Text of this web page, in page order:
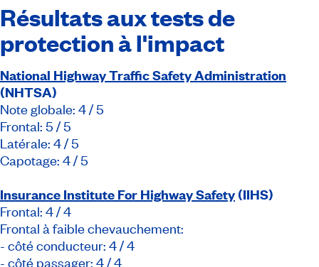
Résultats aux tests de
protection à l'impact
National Highway Traffic Safety Administration
(NHTSA)
Note globale: 4 / 5
Frontal: 5 / 5
Latérale: 4 / 5
Capotage: 4 / 5
Insurance Institute For Highway Safety(IIHS)
Frontal: 4 / 4
Frontal à faible chevauchement:
- côté conducteur: 4 / 4
- côté passager: 4 / 4